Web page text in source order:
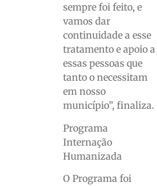
sempre foi feito, e
vamos dar
continuidade a esse
tratamento e apoio a
essas pessoas que
tanto o necessitam
em nosso
município”, finaliza.
Programa
Internação
Humanizada
O Programa foi